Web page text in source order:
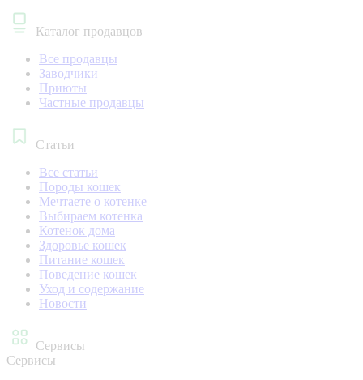
Каталог продавцов
Все продавцы
Заводчики
Приюты
Частные продавцы
Статьи
Все статьи
Породы кошек
Мечтаете о котенке
Выбираем котенка
Котенок дома
Здоровье кошек
Питание кошек
Поведение кошек
Уход и содержание
Новости
Сервисы
Сервисы